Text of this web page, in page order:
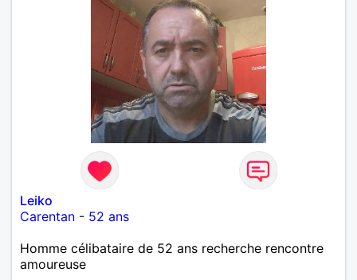
Leiko
Carentan - 52 ans
Homme célibataire de 52 ans recherche rencontre
amoureuse